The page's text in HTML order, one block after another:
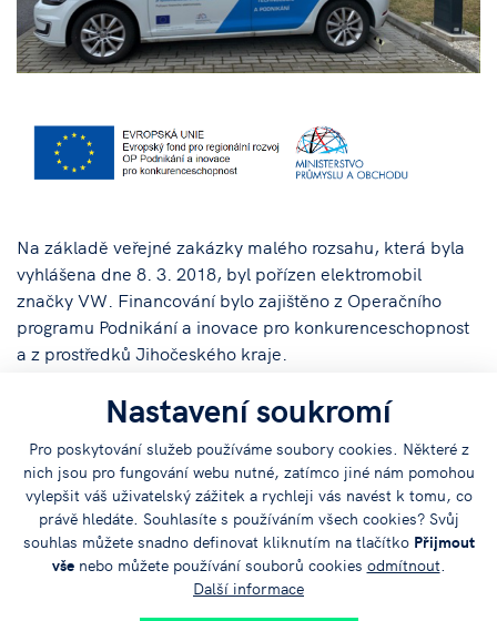
Nastavení soukromí
Pro poskytování služeb používáme soubory cookies. Některé z
nich jsou pro fungování webu nutné, zatímco jiné nám pomohou
vylepšit váš uživatelský zážitek a rychleji vás navést k tomu, co
právě hledáte. Souhlasíte s používáním všech cookies? Svůj
souhlas můžete snadno definovat kliknutím na tlačítko Přijmout
všenebo můžete používání souborů cookies odmítnout.
Další informace
Na základě veřejné zakázky malého rozsahu, která byla
vyhlášena dne 8. 3. 2018, byl pořízen elektromobil
značky VW. Financování bylo zajištěno z Operačního
programu Podnikání a inovace pro konkurenceschopnost
a z prostředků Jihočeského kraje.
Sdílejte
článek na: